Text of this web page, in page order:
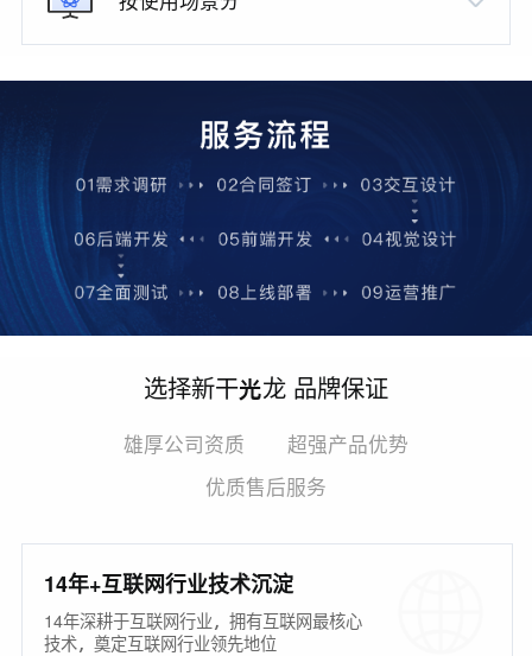
选择新干光龙 品牌保证
雄厚公司资质
超强产品优势
优质售后服务
14年+互联网行业技术沉淀
14年深耕于互联网行业，拥有互联网最核心
技术，奠定互联网行业领先地位